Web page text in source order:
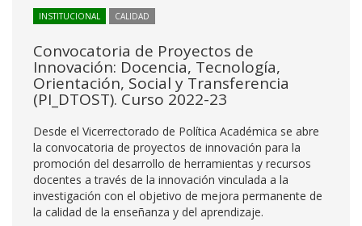
INSTITUCIONAL CALIDAD
Convocatoria de Proyectos de
Innovación: Docencia, Tecnología,
Orientación, Social y Transferencia
(PI_DTOST). Curso 2022-23
Desde el Vicerrectorado de Política Académica se abre
la convocatoria de proyectos de innovación para la
promoción del desarrollo de herramientas y recursos
docentes a través de la innovación vinculada a la
investigación con el objetivo de mejora permanente de
la calidad de la enseñanza y del aprendizaje.